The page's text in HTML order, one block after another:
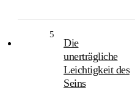
5
Die
unerträgliche
Leichtigkeit des
Seins